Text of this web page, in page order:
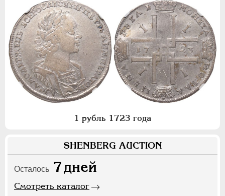
1 рубль 1723 года
SHENBERG AUCTION
Осталось 7дней
Смотреть каталог